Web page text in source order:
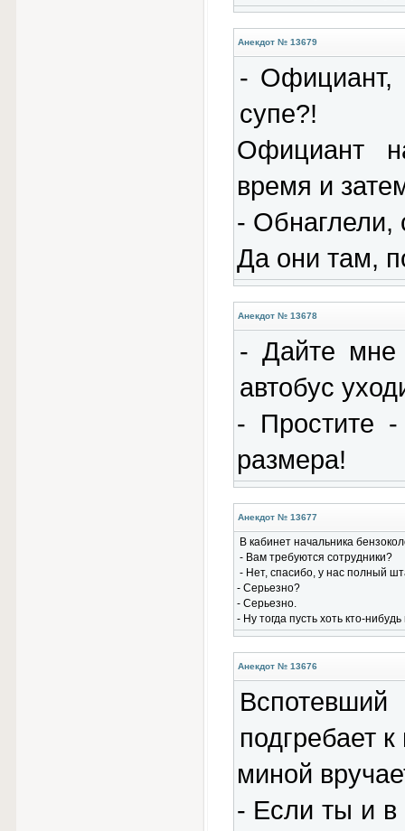
Анекдот № 13679
- Официант,
супе?!
Официант
время и
- Обнаглели,
Да они там,
Анекдот № 13678
- Дайте мне
автобус
- Простите
размера!
Анекдот № 13677
В кабинет начальника
- Вам требуются сотрудники?
- Нет, спасибо, у нас полный
- Серьезно?
- Серьезно.
- Ну тогда пусть хоть кто-
Анекдот № 13676
подгребает
миной
- Если ты и